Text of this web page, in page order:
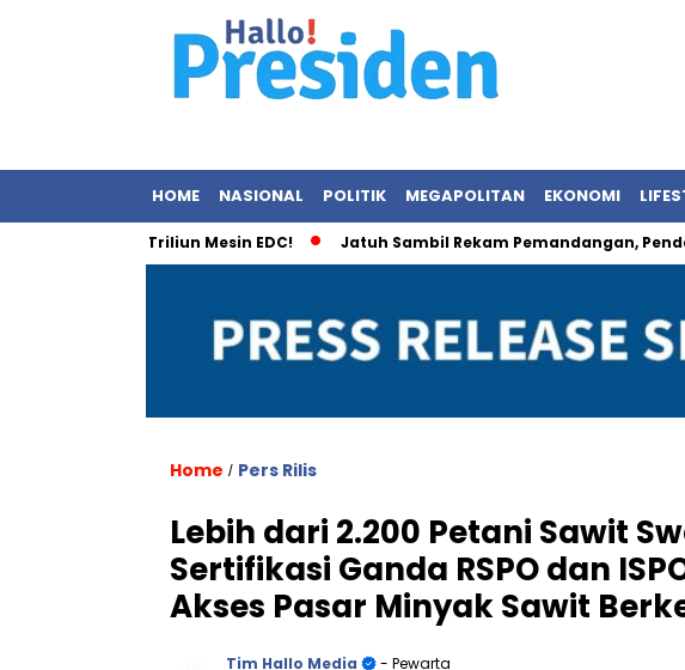
HOME NASIONAL POLITIK MEGAPOLITAN EKONOMI
Rp2,1 Triliun Mesin EDC! Jatuh Sambil Rekam Pemandangan, Pendaki
Home / Pers Rilis
Lebih dari 2.200 Petani Sawit
Sertifikasi Ganda RSPO dan
Akses Pasar Minyak Sawit
Tim Hallo Media
- Pewarta